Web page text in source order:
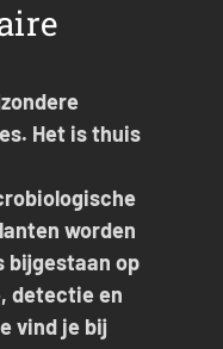
Het is thuis
worden
bijgestaan op
detectie en
vind je bij